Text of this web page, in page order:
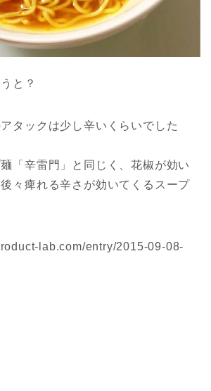
と？
タックは少し辛いくらいでした
「辛雷門」と同じく、花椒が効い
々痺れる辛さが効いてくるスープ
lab.com/entry/2015-09-08-